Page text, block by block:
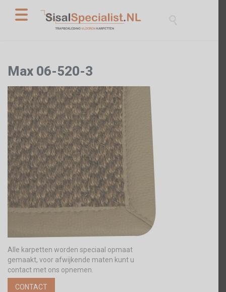
Max 06-520-3
Alle karpetten worden speciaal opmaat
gemaakt, voor afwijkende maten kunt u
contact met ons opnemen.
CONTACT